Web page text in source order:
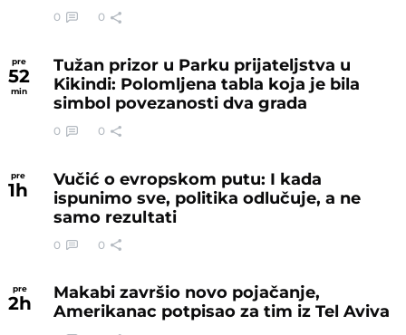
0 0
pre
52
min
Tužan prizor u Parku prijateljstva u
Kikindi: Polomljena tabla koja je bila
simbol povezanosti dva grada
0 0
pre
1h
Vučić o evropskom putu: I kada
ispunimo sve, politika odlučuje, a ne
samo rezultati
0 0
pre
2h
Makabi završio novo pojačanje,
Amerikanac potpisao za tim iz Tel Aviva